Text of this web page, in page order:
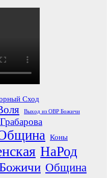
Сход
Выход из ОВР Божичи
Коны
НаРод
Община